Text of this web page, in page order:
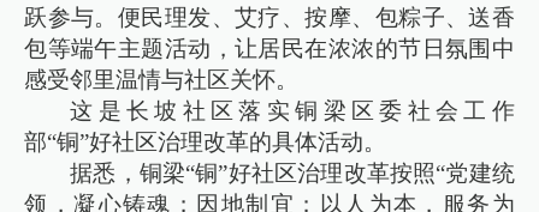
跃参与。便民理发、艾疗、按摩、包粽子、送香
包等端午主题活动，让居民在浓浓的节日氛围中
感受邻里温情与社区关怀。
这是长坡社区落实铜梁区委社会工作
部“铜”好社区治理改革的具体活动。
据悉，铜梁“铜”好社区治理改革按照“党建统
领，凝心铸魂；因地制宜；以人为本，服务为